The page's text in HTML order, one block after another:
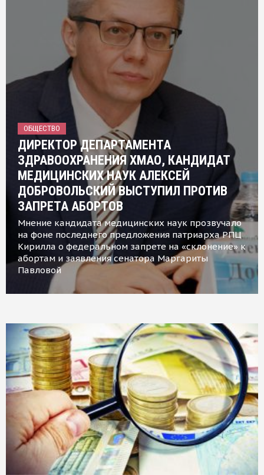
ОБЩЕСТВО
ДИРЕКТОР ДЕПАРТАМЕНТА
ЗДРАВООХРАНЕНИЯ ХМАО, КАНДИДАТ
МЕДИЦИНСКИХ НАУК АЛЕКСЕЙ
ДОБРОВОЛЬСКИЙ ВЫСТУПИЛ ПРОТИВ
ЗАПРЕТА АБОРТОВ
Мнение кандидата медицинских наук прозвучало
на фоне последнего предложения патриарха РПЦ
Кирилла о федеральном запрете на «склонение» к
абортам и заявления сенатора Маргариты
Павловой